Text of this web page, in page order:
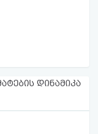
დინამიკა